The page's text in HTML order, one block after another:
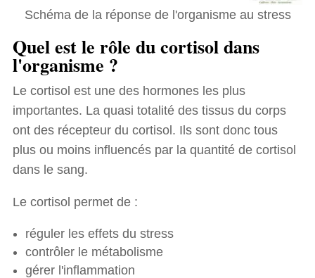
Schéma de la réponse de l'organisme au stress
Quel est le rôle du cortisol dans
l'organisme ?
Le cortisol est une des hormones les plus
importantes. La quasi totalité des tissus du corps
ont des récepteur du cortisol. Ils sont donc tous
plus ou moins influencés par la quantité de cortisol
dans le sang.
Le cortisol permet de :
réguler les effets du stress
contrôler le métabolisme
gérer l'inflammation